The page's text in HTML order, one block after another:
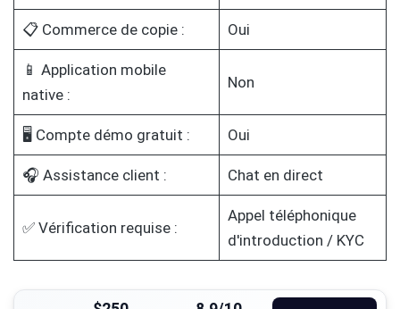
📋 Commerce de copie : Oui
📱 Application mobile
native :
Non
🖥️ Compte démo gratuit : Oui
🎧 Assistance client : Chat en direct
✅ Vérification requise :
Appel téléphonique
d'introduction / KYC